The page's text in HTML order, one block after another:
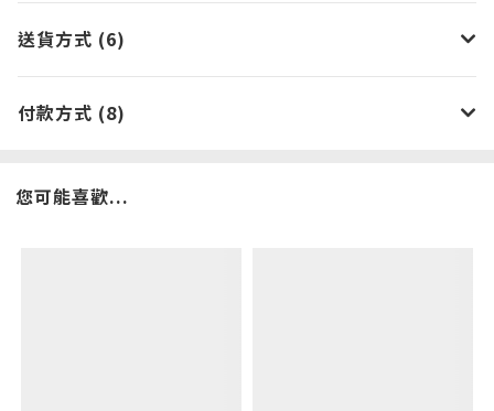
送貨方式 (6)
付款方式 (8)
您可能喜歡...